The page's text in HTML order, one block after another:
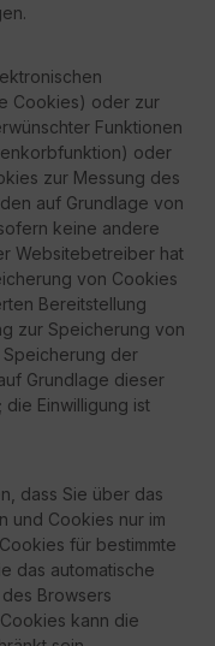
Cookies) oder zur
Funktionen
oder
zur Messung des
auf Grundlage von
keine andere
Websitebetreiber hat
von Cookies
Bereitstellung
zur Speicherung von
der
Grundlage dieser
die Einwilligung ist
dass Sie über das
und Cookies nur im
für bestimmte
das automatische
Browsers
kann die